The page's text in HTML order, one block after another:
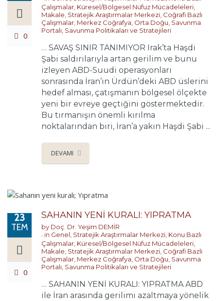
0
Çalışmalar, Küresel/Bölgesel Nüfuz Mücadeleleri,
Makale, Stratejik Araştırmalar Merkezi, Coğrafi Bazlı
Çalışmalar, Merkez Coğrafya, Orta Doğu, Savunma
Portalı, Savunma Politikaları ve Stratejileri
… SAVAŞ SINIR TANIMIYOR Irak’ta Haşdi
Şabi saldırılarıyla artan gerilim ve bunu
izleyen ABD-Suudi operasyonları
sonrasında İran’ın Ürdün’deki ABD üslerini
hedef alması, çatışmanın bölgesel ölçekte
yeni bir evreye geçtiğini göstermektedir.
Bu tırmanışın önemli kırılma
noktalarından biri, İran’a yakın Haşdi Şabi ...
DEVAMI
23
TEM
0
SAHANIN YENİ KURALI: YIPRATMA
by Doç. Dr. Yeşim DEMİR
in Genel Stratejik Araştırmalar Merkezi Konu Bazlı
Çalışmalar Küresel/Bölgesel Nüfuz Mücadeleleri
Makale Stratejik Araştırmalar Merkezi Coğrafi Bazlı
Çalışmalar Merkez Coğrafya Orta Doğu Savunma
Portalı Savunma Politikaları ve Stratejileri
… SAHANIN YENİ KURALI: YIPRATMA ABD
ile İran arasında gerilimi azaltmaya yönelik